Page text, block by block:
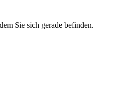
Sie sich gerade befinden.